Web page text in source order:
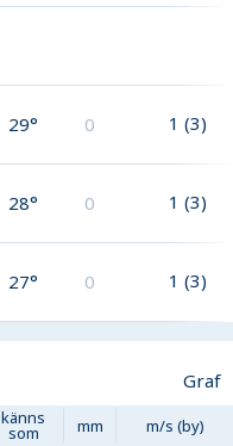
29° 0 1 (3)
28° 0 1 (3)
27° 0 1 (3)
Graf
känns
som mm m/s (by)